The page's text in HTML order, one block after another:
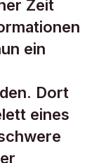
Zeit
ein
Dort
eines